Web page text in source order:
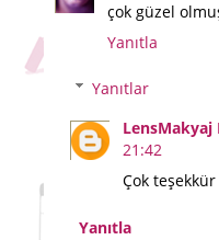
çok güzel
Yanıtla
Yanıtlar
LensMakyaj
21:42
Çok
Yanıtla